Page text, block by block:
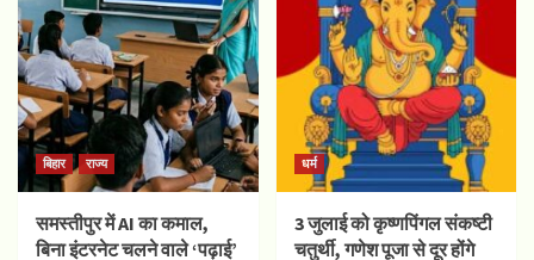
बिहार राज्य
समस्तीपुर में AI का कमाल,
बिना इंटरनेट चलने वाले ‘पढ़ाई’
धर्म
3 जुलाई को कृष्णपिंगल संकष्टी
चतुर्थी, गणेश पूजा से दूर होंगे